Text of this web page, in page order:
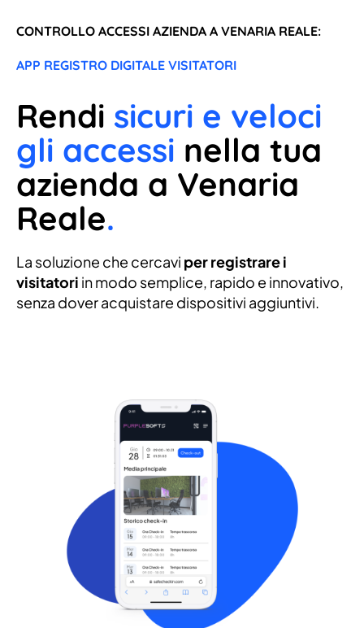
CONTROLLO ACCESSI AZIENDA A VENARIA REALE:
APP REGISTRO DIGITALE VISITATORI
Rendi sicuri e veloci
gli accessi nella tua
azienda a Venaria
Reale.
La soluzione che cercavi per registrare i
visitatori in modo semplice, rapido e innovativo,
senza dover acquistare dispositivi aggiuntivi.